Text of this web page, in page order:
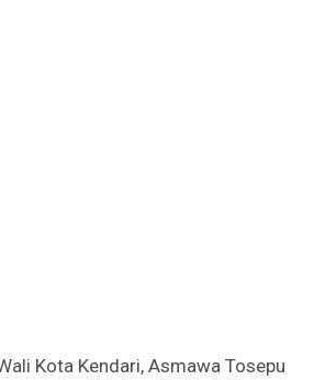
Kota Kendari, Asmawa Tosepu